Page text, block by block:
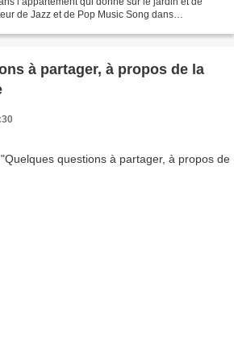
de Jazz et de Pop Music Song dans
à partager, à propos de la